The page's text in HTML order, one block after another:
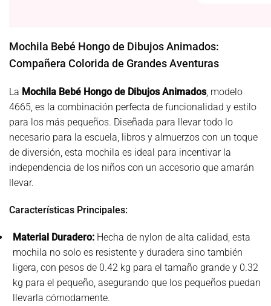
Mochila Bebé Hongo de Dibujos Animados:
Compañera Colorida de Grandes Aventuras
La Mochila Bebé Hongo de Dibujos Animados, modelo
4665, es la combinación perfecta de funcionalidad y estilo
para los más pequeños. Diseñada para llevar todo lo
necesario para la escuela, libros y almuerzos con un toque
de diversión, esta mochila es ideal para incentivar la
independencia de los niños con un accesorio que amarán
llevar.
Características Principales:
Material Duradero: Hecha de nylon de alta calidad, esta
mochila no solo es resistente y duradera sino también
ligera, con pesos de 0.42 kg para el tamaño grande y 0.32
kg para el pequeño, asegurando que los pequeños puedan
llevarla cómodamente.